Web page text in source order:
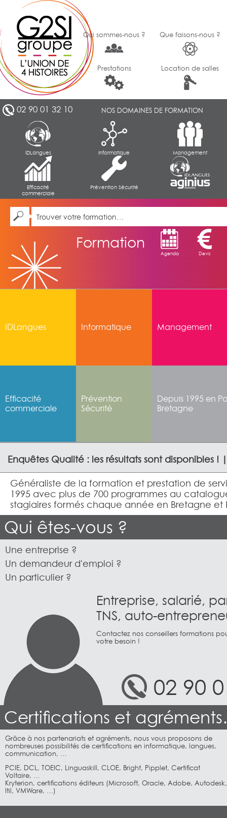
Qui sommes-nous ? Que faisons-nous ?
Prestations Location de salles
02 90 01 32 10 NOS DOMAINES DE FORMATION
IDLangues Informatique Management
Efficacité
commerciale
Prévention Sécurité
Formation
Agenda Devis
IDLangues Informatique Management
Efficacité
commerciale
Prévention
Sécurité
Depuis 1995 en
Bretagne
Enquêtes Qualité : les résultats sont disponibles !
Généraliste de la formation et prestation de
1995 avec plus de 700 programmes au
stagiaires formés chaque année en Bretagne et
Qui êtes-vous ?
Une entreprise ?
Un demandeur d'emploi ?
Un particulier ?
Entreprise, salarié,
TNS, auto-
Contactez nos conseillers formations
votre besoin !
02 90
Certifications et
Grâce à nos partenariats et agréments, nous vous proposons de
nombreuses possibilités de certifications en informatique, langues,
communication, …
PCIE, DCL, TOEIC, Linguaskill, CLOE, Bright, Pipplet, Certificat
Voltaire, …
Kryterion, certifications éditeurs (Microsoft, Oracle, Adobe, Autodesk,
Itil, VMWare, …)